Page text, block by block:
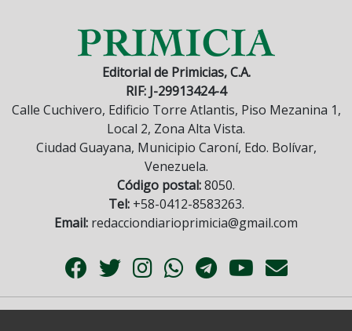
Editorial de Primicias, C.A.
RIF: J-29913424-4
Calle Cuchivero, Edificio Torre Atlantis, Piso Mezanina 1,
Local 2, Zona Alta Vista.
Ciudad Guayana, Municipio Caroní, Edo. Bolívar,
Venezuela.
Código postal:8050.
Tel:+58-0412-8583263.
Email: redacciondiarioprimicia@gmail.com